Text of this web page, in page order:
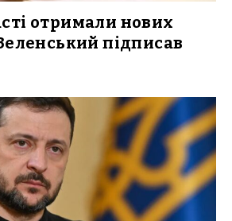
отримали нових
підписав